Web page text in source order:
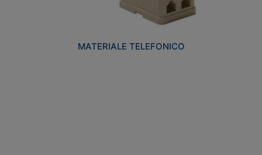
MATERIALE TELEFONICO